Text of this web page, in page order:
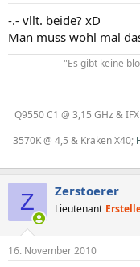
-.- vllt. beide? xD
Man muss wohl mal
"Es gibt keine
Q9550 C1 @ 3,15 GHz &
3570K @ 4,5 & Kraken X40;
Z Zerstoerer
Lieutenant
16. November 2010